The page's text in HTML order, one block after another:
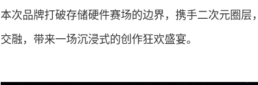
本次品牌打破存储硬件赛场的边界，携手二次元圈层
交融，带来一场沉浸式的创作狂欢盛宴。